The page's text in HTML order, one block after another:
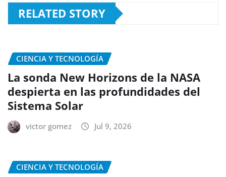
RELATED STORY
CIENCIA Y TECNOLOGÍA
La sonda New Horizons de la NASA
despierta en las profundidades del
Sistema Solar
victor gomez Jul 9, 2026
CIENCIA Y TECNOLOGÍA